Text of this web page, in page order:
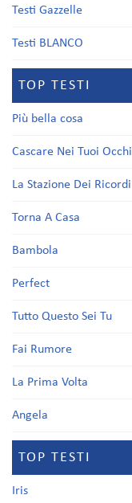
Testi Gazzelle
Testi BLANCO
TOP TESTI
Più bella cosa
Cascare Nei Tuoi Occhi
La Stazione Dei Ricordi
Torna A Casa
Bambola
Perfect
Tutto Questo Sei Tu
Fai Rumore
La Prima Volta
Angela
TOP TESTI
Iris